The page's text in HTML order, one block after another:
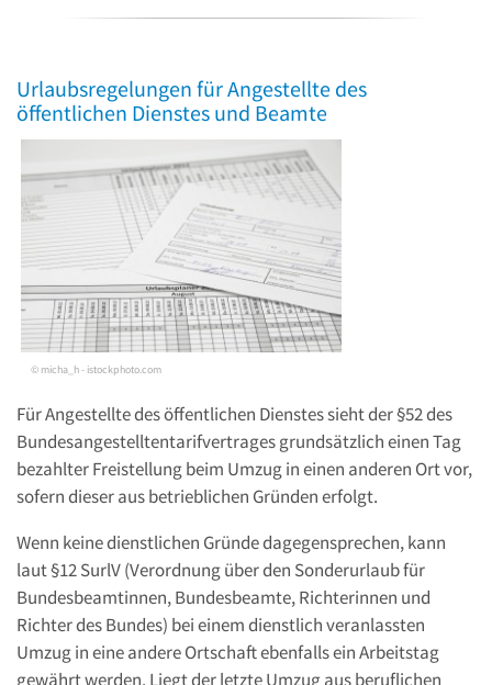
Urlaubsregelungen für Angestellte des
öffentlichen Dienstes und Beamte
© micha_h - istockphoto.com
Für Angestellte des öffentlichen Dienstes sieht der §52 des
Bundesangestelltentarifvertrages grundsätzlich einen Tag
bezahlter Freistellung beim Umzug in einen anderen Ort vor,
sofern dieser aus betrieblichen Gründen erfolgt.
Wenn keine dienstlichen Gründe dagegensprechen, kann
laut §12 SurlV (Verordnung über den Sonderurlaub für
Bundesbeamtinnen, Bundesbeamte, Richterinnen und
Richter des Bundes) bei einem dienstlich veranlassten
Umzug in eine andere Ortschaft ebenfalls ein Arbeitstag
gewährt werden. Liegt der letzte Umzug aus beruflichen